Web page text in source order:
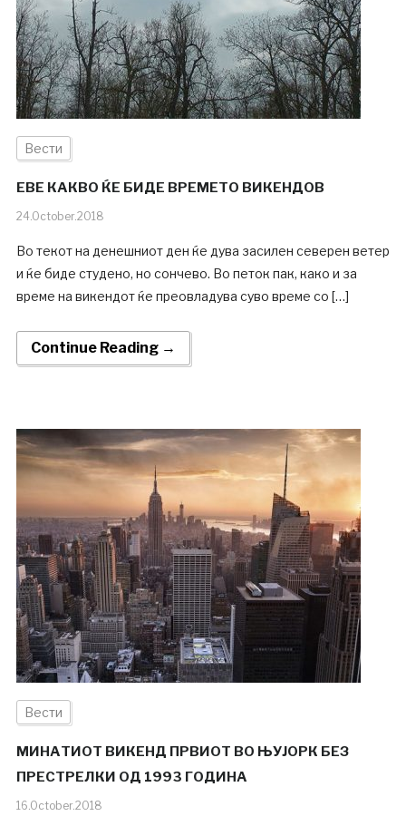
Вести
ЕВЕ КАКВО ЌЕ БИДЕ ВРЕМЕТО ВИКЕНДОВ
24.October.2018
Во текот на денешниот ден ќе дува засилен северен ветер
и ќе биде студено, но сончево. Во петок пак, како и за
време на викендот ќе преовладува суво време со […]
Continue Reading →
Вести
МИНАТИОТ ВИКЕНД ПРВИОТ ВО ЊУЈОРК БЕЗ
ПРЕСТРЕЛКИ ОД 1993 ГОДИНА
16.October.2018